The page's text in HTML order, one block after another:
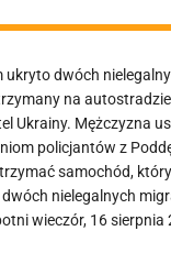
ukryto dwóch
na
Ukrainy. Mężczyzna
policjantów z
samochód,
nielegalnych
wieczór, 16 sierpnia